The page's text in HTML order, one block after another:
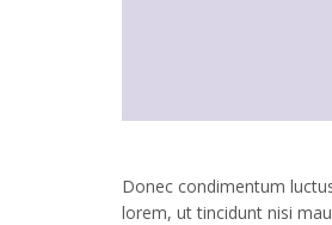
Donec condimentum
lorem, ut tincidunt nisi